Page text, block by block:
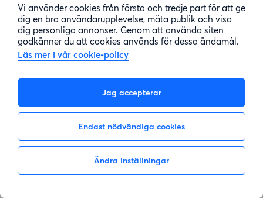
Vi använder cookies från första och tredje part för att ge
dig en bra användarupplevelse, mäta publik och visa
dig personliga annonser. Genom att använda siten
godkänner du att cookies används för dessa ändamål.
Läs mer i vår cookie-policy
Jag accepterar
Endast nödvändiga cookies
Ändra inställningar